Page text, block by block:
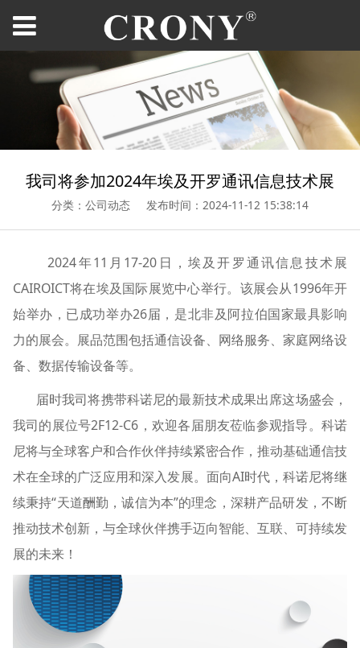
我司将参加2024年埃及开罗通讯信息技术展
分类：公司动态 发布时间：2024-11-12 15:38:14
2024年11月17-20日，埃及开罗通讯信息技术展
CAIROICT将在埃及国际展览中心举行。该展会从1996年开
始举办，已成功举办26届，是北非及阿拉伯国家最具影响
力的展会。展品范围包括通信设备、网络服务、家庭网络设
备、数据传输设备等。
届时我司将携带科诺尼的最新技术成果出席这场盛会，
我司的展位号2F12-C6，欢迎各届朋友莅临参观指导。科诺
尼将与全球客户和合作伙伴持续紧密合作，推动基础通信技
术在全球的广泛应用和深入发展。面向AI时代，科诺尼将继
续秉持“天道酬勤，诚信为本”的理念，深耕产品研发，不断
推动技术创新，与全球伙伴携手迈向智能、互联、可持续发
展的未来！